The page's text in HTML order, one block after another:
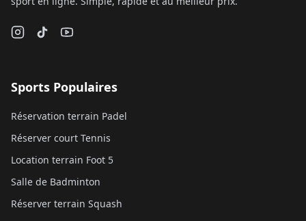
Sports Populaires
Réservation terrain Padel
Réserver court Tennis
Location terrain Foot 5
Salle de Badminton
Réserver terrain Squash